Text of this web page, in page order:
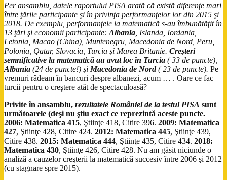
Per ansamblu, datele raportului PISA arată că există diferenţe mari
între ţările participante şi în privinţa performanţelor lor din 2015 şi
2018. De exemplu, performanţele la matematică s-au îmbunătăţit în
13 ţări şi economii participante: Albania , Islanda, Iordania,
Letonia, Macao (China), Muntenegru, Macedonia de Nord, Peru,
Polonia, Qatar, Slovacia, Turcia şi Marea Britanie. Creşteri
semnificative la matematică au avut loc în Turcia ( 33 de puncte),
Albania (24 de puncte!) şi Macedonia de Nord( 23 de puncte). Pe
vremuri râdeam în bancuri despre albanezi, acum … . Oare ce fac
turcii pentru o creştere atât de spectaculoasă?
Privite în ansamblu, rezultatele României de la testul PISA sunt
următoarele (deşi nu ştiu exact ce reprezintă aceste puncte.
2006: Matematica 415, Ştiinţe 418, Citire 396. 2009: Matematica
427, Ştiinţe 428, Citire 424. 2012: Matematica 445, Ştiinţe 439,
Citire 438. 2015: Matematica 444, Ştiinţe 435, Citire 434. 2018:
Matematica 430, Ştiinţe 426, Citire 428. Nu am găsit niciunde o
analiză a cauzelor creşterii la matematică succesiv între 2006 şi 2012
(cu stagnare spre 2015).